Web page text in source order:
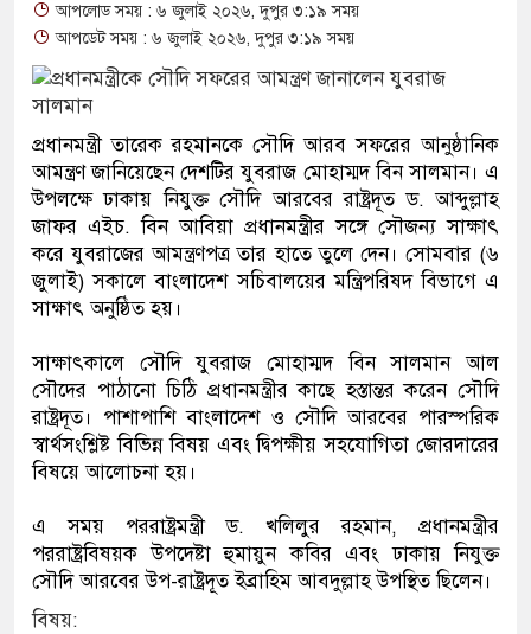
আপলোড সময় : ৬ জুলাই ২০২৬, দুপুর ৩:১৯ সময়
আপডেট সময় : ৬ জুলাই ২০২৬, দুপুর ৩:১৯ সময়
প্রধানমন্ত্রী তারেক রহমানকে সৌদি আরব সফরের আনুষ্ঠানিক
আমন্ত্রণ জানিয়েছেন দেশটির যুবরাজ মোহাম্মদ বিন সালমান। এ
উপলক্ষে ঢাকায় নিযুক্ত সৌদি আরবের রাষ্ট্রদূত ড. আব্দুল্লাহ
জাফর এইচ. বিন আবিয়া প্রধানমন্ত্রীর সঙ্গে সৌজন্য সাক্ষাৎ
করে যুবরাজের আমন্ত্রণপত্র তার হাতে তুলে দেন। সোমবার (৬
জুলাই) সকালে বাংলাদেশ সচিবালয়ের মন্ত্রিপরিষদ বিভাগে এ
সাক্ষাৎ অনুষ্ঠিত হয়।
সাক্ষাৎকালে সৌদি যুবরাজ মোহাম্মদ বিন সালমান আল
সৌদের পাঠানো চিঠি প্রধানমন্ত্রীর কাছে হস্তান্তর করেন সৌদি
রাষ্ট্রদূত। পাশাপাশি বাংলাদেশ ও সৌদি আরবের পারস্পরিক
স্বার্থসংশ্লিষ্ট বিভিন্ন বিষয় এবং দ্বিপক্ষীয় সহযোগিতা জোরদারের
বিষয়ে আলোচনা হয়।
এ সময় পররাষ্ট্রমন্ত্রী ড. খলিলুর রহমান, প্রধানমন্ত্রীর
পররাষ্ট্রবিষয়ক উপদেষ্টা হুমায়ুন কবির এবং ঢাকায় নিযুক্ত
সৌদি আরবের উপ-রাষ্ট্রদূত ইব্রাহিম আবদুল্লাহ উপস্থিত ছিলেন।
বিষয়: